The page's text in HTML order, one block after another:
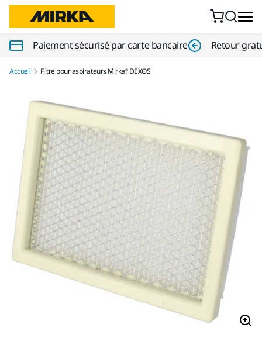
Paiement sécurisé par carte bancaire Retour
Accueil Filtre pour aspirateurs Mirka® DEXOS